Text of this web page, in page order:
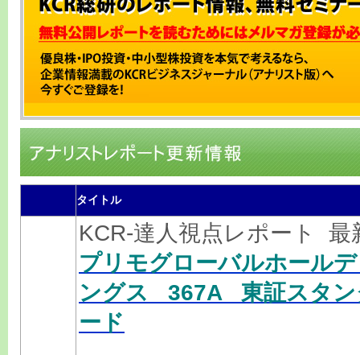
タイトル
KCR-達人視点レポート
プリモグローバルホール
ングス 367A 東証スタン
ード